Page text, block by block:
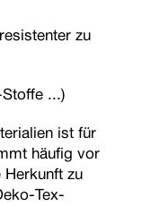
zu
...)
ist für
häufig vor
Herkunft zu
Tex-